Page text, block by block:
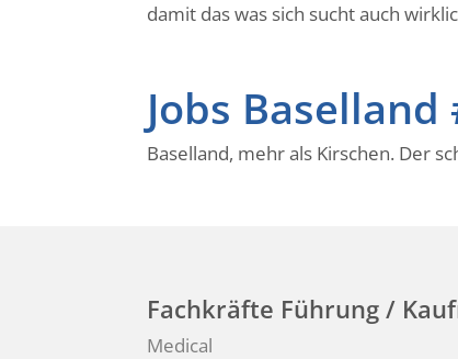
damit das was sich sucht auch
Jobs
Baselland, mehr als Kirschen. Der
Fachkräfte Führung /
Medical